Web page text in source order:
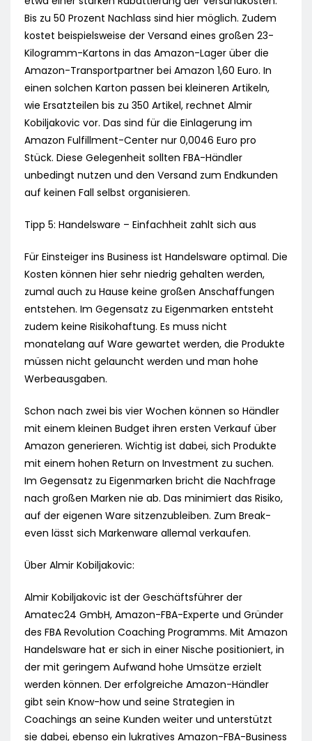
Bis zu 50 Prozent Nachlass sind hier möglich. Zudem
kostet beispielsweise der Versand eines großen 23-
Kilogramm-Kartons in das Amazon-Lager über die
Amazon-Transportpartner bei Amazon 1,60 Euro. In
einen solchen Karton passen bei kleineren Artikeln,
wie Ersatzteilen bis zu 350 Artikel, rechnet Almir
Kobiljakovic vor. Das sind für die Einlagerung im
Amazon Fulfillment-Center nur 0,0046 Euro pro
Stück. Diese Gelegenheit sollten FBA-Händler
unbedingt nutzen und den Versand zum Endkunden
auf keinen Fall selbst organisieren.
Tipp 5: Handelsware – Einfachheit zahlt sich aus
Für Einsteiger ins Business ist Handelsware optimal. Die
Kosten können hier sehr niedrig gehalten werden,
zumal auch zu Hause keine großen Anschaffungen
entstehen. Im Gegensatz zu Eigenmarken entsteht
zudem keine Risikohaftung. Es muss nicht
monatelang auf Ware gewartet werden, die Produkte
müssen nicht gelauncht werden und man hohe
Werbeausgaben.
Schon nach zwei bis vier Wochen können so Händler
mit einem kleinen Budget ihren ersten Verkauf über
Amazon generieren. Wichtig ist dabei, sich Produkte
mit einem hohen Return on Investment zu suchen.
Im Gegensatz zu Eigenmarken bricht die Nachfrage
nach großen Marken nie ab. Das minimiert das Risiko,
auf der eigenen Ware sitzenzubleiben. Zum Break-
even lässt sich Markenware allemal verkaufen.
Über Almir Kobiljakovic:
Almir Kobiljakovic ist der Geschäftsführer der
Amatec24 GmbH, Amazon-FBA-Experte und Gründer
des FBA Revolution Coaching Programms. Mit Amazon
Handelsware hat er sich in einer Nische positioniert, in
der mit geringem Aufwand hohe Umsätze erzielt
werden können. Der erfolgreiche Amazon-Händler
gibt sein Know-how und seine Strategien in
Coachings an seine Kunden weiter und unterstützt
sie dabei, ebenso ein lukratives Amazon-FBA-Business